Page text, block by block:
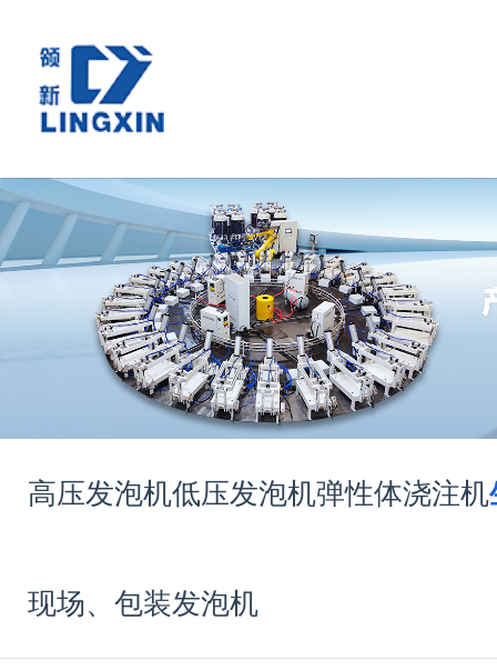
高压发泡机低压发泡机弹性体浇注机
现场、包装发泡机